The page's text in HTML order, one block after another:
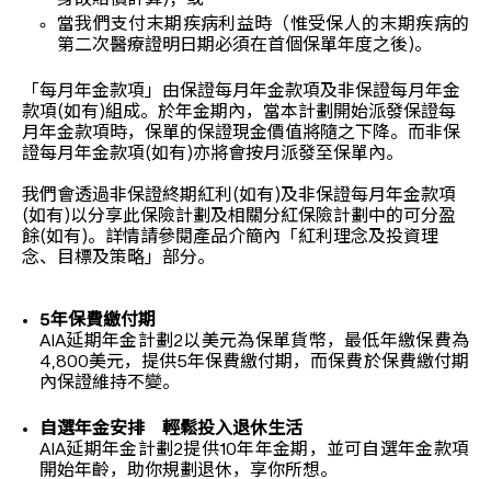
當我們支付末期疾病利益時（惟受保人的末期疾病的
第二次醫療證明日期必須在首個保單年度之後)。
「每月年金款項」由保證每月年金款項及非保證每月年金
款項(如有)組成。於年金期內，當本計劃開始派發保證每
月年金款項時，保單的保證現金價值將隨之下降。而非保
證每月年金款項(如有)亦將會按月派發至保單內。
我們會透過非保證終期紅利(如有)及非保證每月年金款項
(如有)以分享此保險計劃及相關分紅保險計劃中的可分盈
餘(如有)。詳情請參閱產品介簡內「紅利理念及投資理
念、目標及策略」部分。
5年保費繳付期
AIA延期年金計劃2以美元為保單貨幣，最低年繳保費為
4,800美元，提供5年保費繳付期，而保費於保費繳付期
內保證維持不變。
自選年金安排 輕鬆投入退休生活
AIA延期年金計劃2提供10年年金期，並可自選年金款項
開始年齡，助你規劃退休，享你所想。